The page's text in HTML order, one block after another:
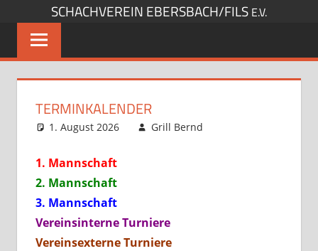
springen
SCHACHVEREIN EBERSBACH/FILS E.V.
TERMINKALENDER
1. August 2026 Grill Bernd
1. Mannschaft
2. Mannschaft
3. Mannschaft
Vereinsinterne Turniere
Vereinsexterne Turniere